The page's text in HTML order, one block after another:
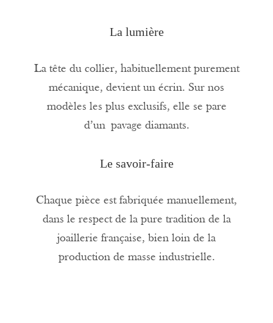
La lumière
La tête du collier, habituellement purement
mécanique, devient un écrin. Sur nos
modèles les plus exclusifs, elle se pare
d’un pavage diamants.
Le savoir-faire
Chaque pièce est fabriquée manuellement,
dans le respect de la pure tradition de la
joaillerie française, bien loin de la
production de masse industrielle.